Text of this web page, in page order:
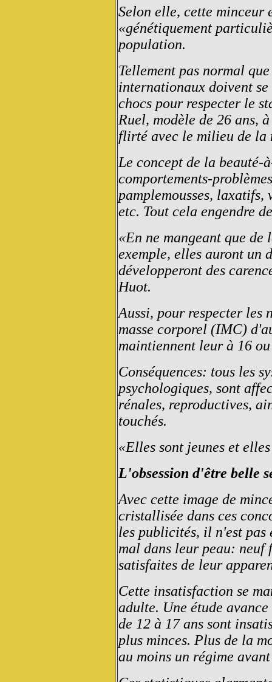
Selon elle, cette minceur
«génétiquement
population.
Tellement pas normal
internationaux doivent
chocs pour respecter le
Ruel, modèle de 26 ans,
flirté avec le milieu de la
Le concept de la beauté-
comportements-
pamplemousses, laxatifs,
etc. Tout cela engendre
«En ne mangeant que
exemple, elles auront un
développeront des
Huot.
Aussi, pour respecter les
masse corporel (IMC)
maintiennent leur à 16
Conséquences: tous les
psychologiques, sont
rénales, reproductives,
touchés.
«Elles sont jeunes et
L'obsession d'être belle
Avec cette image de
cristallisée dans ces
les publicités, il n'est pas
mal dans leur peau: neuf
satisfaites de leur
Cette insatisfaction se
adulte. Une étude
de 12 à 17 ans sont
plus minces. Plus de la
au moins un régime